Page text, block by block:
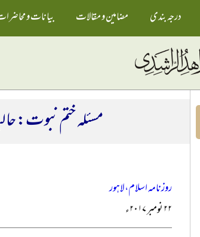
درجہ بندی مضامین و مقالات بیانات و
مسئلہ ختم نبوت:
روزنامہ اسلام، لاہور
۲۲ نومبر ۲۰۱۷ء